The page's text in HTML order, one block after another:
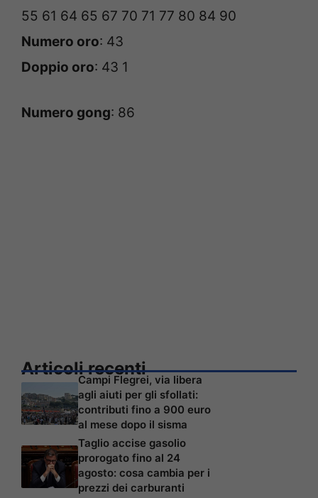
55 61 64 65 67 70 71 77 80 84 90
Numero oro: 43
Doppio oro: 43 1
Numero gong: 86
Articoli recenti
Campi Flegrei, via libera
agli aiuti per gli sfollati:
contributi fino a 900 euro
al mese dopo il sisma
Taglio accise gasolio
prorogato fino al 24
agosto: cosa cambia per i
prezzi dei carburanti